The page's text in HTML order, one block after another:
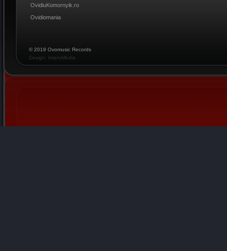
OvidiuKomornyik.ro
Ovidiomania
© 2019 Ovomusic Records
Design: ImproMedia